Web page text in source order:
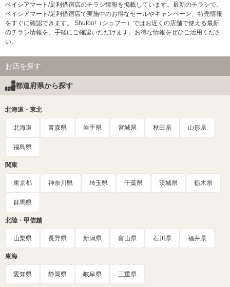
ベイシアマート/足利借宿店のチラシ情報を掲載しています。最新のチラシで、
ベイシアマート/足利借宿店で実施中のお得なセールやキャンペーン、特売情報
をすぐに確認できます。 Shufoo!（シュフー）ではお近くの店舗で使える最新
のチラシ情報を、手軽にご確認いただけます。お得な情報をぜひご活用くださ
い。
お店を探す
都道府県から探す
北海道・東北
北海道 青森県 岩手県 宮城県 秋田県 山形県
福島県
関東
東京都 神奈川県 埼玉県 千葉県 茨城県 栃木県
群馬県
北陸・甲信越
山梨県 長野県 新潟県 富山県 石川県 福井県
東海
愛知県 静岡県 岐阜県 三重県